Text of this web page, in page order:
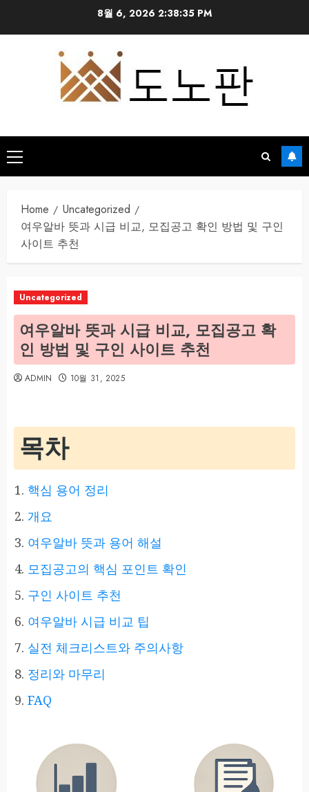
8월 6, 2026 2:38:36 PM
Primary
Menu
Home
Uncategorized
여우알바 뜻과 시급 비교, 모집공고 확인 방법 및 구인
사이트 추천
Uncategorized
여우알바 뜻과 시급 비교, 모집공고 확
인 방법 및 구인 사이트 추천
ADMIN 10월 31, 2025
목차
핵심 용어 정리
개요
여우알바 뜻과 용어 해설
모집공고의 핵심 포인트 확인
구인 사이트 추천
여우알바 시급 비교 팁
실전 체크리스트와 주의사항
정리와 마무리
FAQ